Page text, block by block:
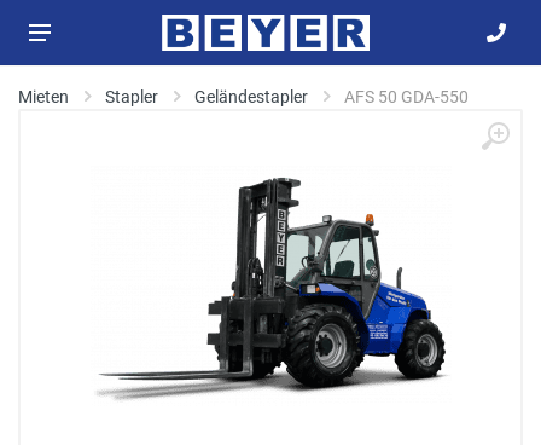
Mieten Stapler Geländestapler AFS 50 GDA-550